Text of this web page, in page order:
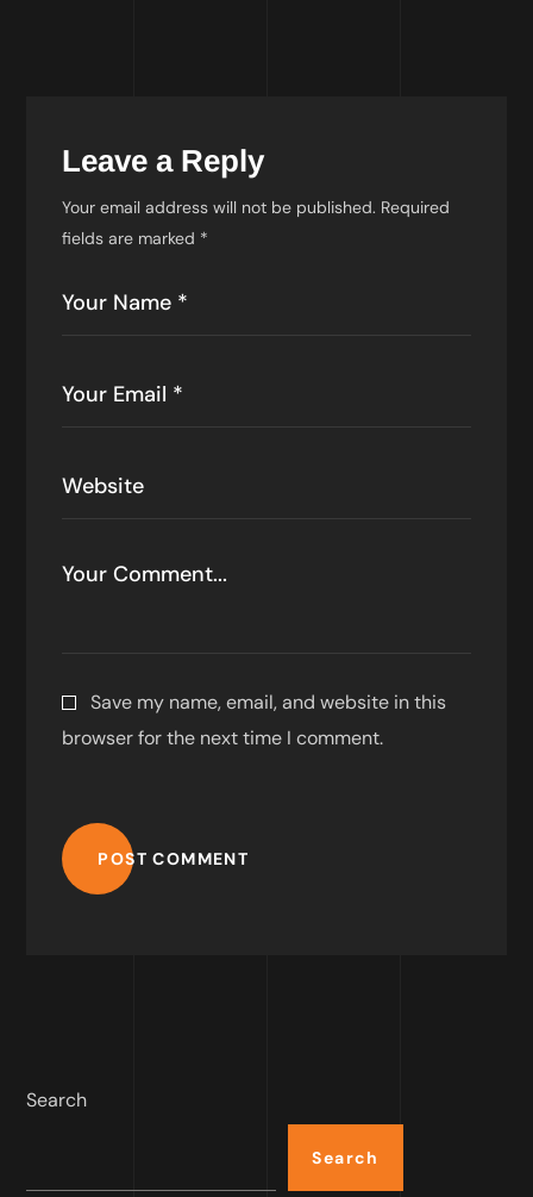
Leave a Reply
Your email address will not be published. Required
fields are marked *
Save my name, email, and website in this
browser for the next time I comment.
POST COMMENT
Search
Search